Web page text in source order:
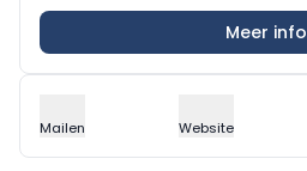
Meer info
Mailen Website